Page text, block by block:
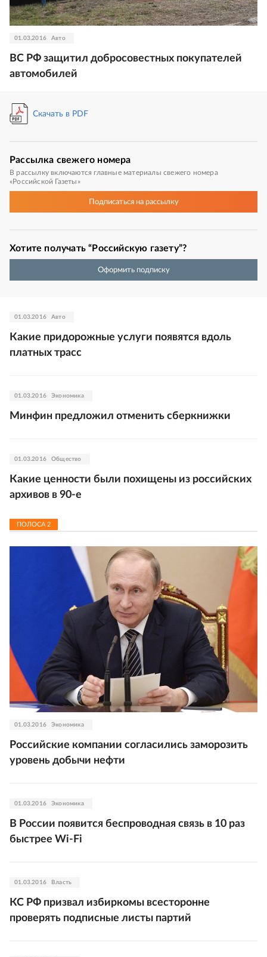
01.03.2016 Авто
ВС РФ защитил добросовестных покупателей
автомобилей
Скачать в PDF
Рассылка свежего номера
В рассылку включаются главные материалы свежего номера
«Российской Газеты»
Подписатьсяна рассылку
Хотите получать “Российскую газету”?
Оформить подписку
01.03.2016 Авто
Какие придорожные услуги появятся вдоль
платных трасс
01.03.2016 Экономика
Минфин предложил отменить сберкнижки
01.03.2016 Общество
Какие ценности были похищены из российских
архивов в 90-е
ПОЛОСА2
01.03.2016 Экономика
Российские компании согласились заморозить
уровень добычи нефти
01.03.2016 Экономика
В России появится беспроводная связь в 10 раз
быстрее Wi-Fi
01.03.2016 Власть
КС РФ призвал избиркомы всесторонне
проверять подписные листы партий